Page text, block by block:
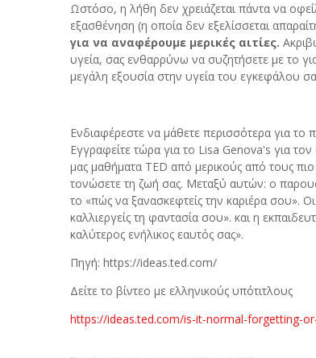
Ωστόσο, η λήθη δεν χρειάζεται πάντα να
εξασθένηση (η οποία δεν εξελίσσεται
για να αναφέρουμε μερικές αιτίες.
υγεία, σας ενθαρρύνω να συζητήσετε με το
μεγάλη εξουσία στην υγεία του εγκεφάλου
Ενδιαφέρεστε να μάθετε περισσότερα για το
Εγγραφείτε τώρα για το Lisa Genova's για
μας μαθήματα TED από μερικούς από τους πιο
τονώσετε τη ζωή σας. Μεταξύ αυτών: ο
το «πώς να ξανασκεφτείς την καριέρα σου».
καλλιεργείς τη φαντασία σου». και η
καλύτερος ενήλικος εαυτός σας».
Πηγή: https://ideas.ted.com/
Δείτε το βίντεο με ελληνικούς υπότιτλους
https://ideas.ted.com/is-it-normal-forgetting-